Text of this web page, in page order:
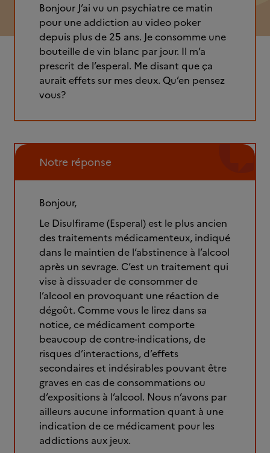
Bonjour J’ai vu un psychiatre ce matin
pour une addiction au video poker
depuis plus de 25 ans. Je consomme une
bouteille de vin blanc par jour. Il m’a
prescrit de l’esperal. Me disant que ça
aurait effets sur mes deux. Qu’en pensez
vous?
Notre réponse
Bonjour,
Le Disulfirame (Esperal) est le plus ancien
des traitements médicamenteux, indiqué
dans le maintien de l’abstinence à l’alcool
après un sevrage. C’est un traitement qui
vise à dissuader de consommer de
l’alcool en provoquant une réaction de
dégoût. Comme vous le lirez dans sa
notice, ce médicament comporte
beaucoup de contre-indications, de
risques d’interactions, d’effets
secondaires et indésirables pouvant être
graves en cas de consommations ou
d’expositions à l’alcool. Nous n’avons par
ailleurs aucune information quant à une
indication de ce médicament pour les
addictions aux jeux.